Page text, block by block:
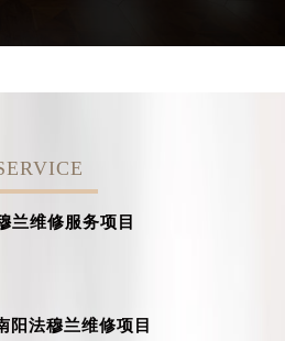
兰维修服务项目
阳法穆兰维修项目